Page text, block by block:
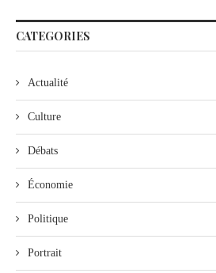
CATEGORIES
Actualité
Culture
Débats
Économie
Politique
Portrait